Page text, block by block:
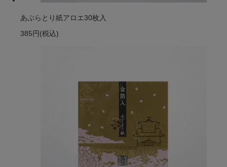
あぶらとり紙アロエ30枚入
385円 (税込)